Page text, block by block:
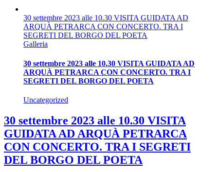
30 settembre 2023 alle 10.30 VISITA GUIDATA AD
ARQUÀ PETRARCA CON CONCERTO. TRA I
SEGRETI DEL BORGO DEL POETA
Galleria
30 settembre 2023 alle 10.30 VISITA GUIDATA AD
ARQUÀ PETRARCA CON CONCERTO. TRA I
SEGRETI DEL BORGO DEL POETA
Uncategorized
30 settembre 2023 alle 10.30 VISITA
GUIDATA AD ARQUÀ PETRARCA
CON CONCERTO. TRA I SEGRETI
DEL BORGO DEL POETA